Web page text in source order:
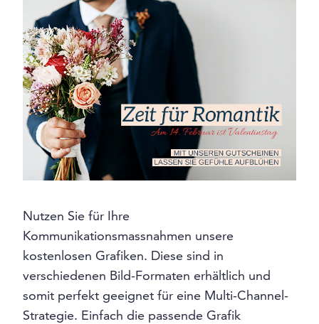
Nutzen Sie für Ihre
Kommunikationsmassnahmen unsere
kostenlosen Grafiken. Diese sind in
verschiedenen Bild-Formaten erhältlich und
somit perfekt geeignet für eine Multi-Channel-
Strategie. Einfach die passende Grafik